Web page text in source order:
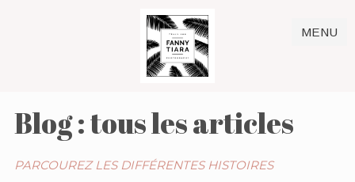
MENU
Blog : tous les articles
PARCOUREZ LES DIFFÉRENTES HISTOIRES